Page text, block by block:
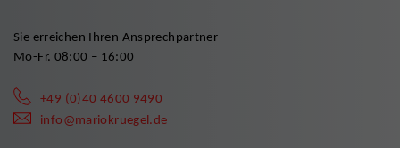
Sie erreichen Ihren Ansprechpartner
Mo-Fr. 08:00 – 16:00
+49 (0)40 4600 9490
info@mariokruegel.de